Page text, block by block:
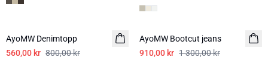
AyoMW Denimtopp
560,00 kr 800,00 kr
-30%
AyoMW Bootcut jeans
910,00 kr 1 300,00 kr